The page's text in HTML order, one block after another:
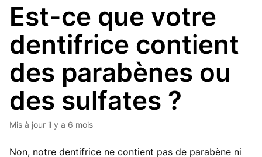
Est-ce que votre
dentifrice contient
des parabènes ou
des sulfates ?
Mis à jour il y a 6 mois
Non, notre dentifrice ne contient pas de parabène ni